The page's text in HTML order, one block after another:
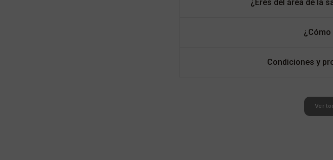
¿Eres del área de la
Condiciones y
Ver